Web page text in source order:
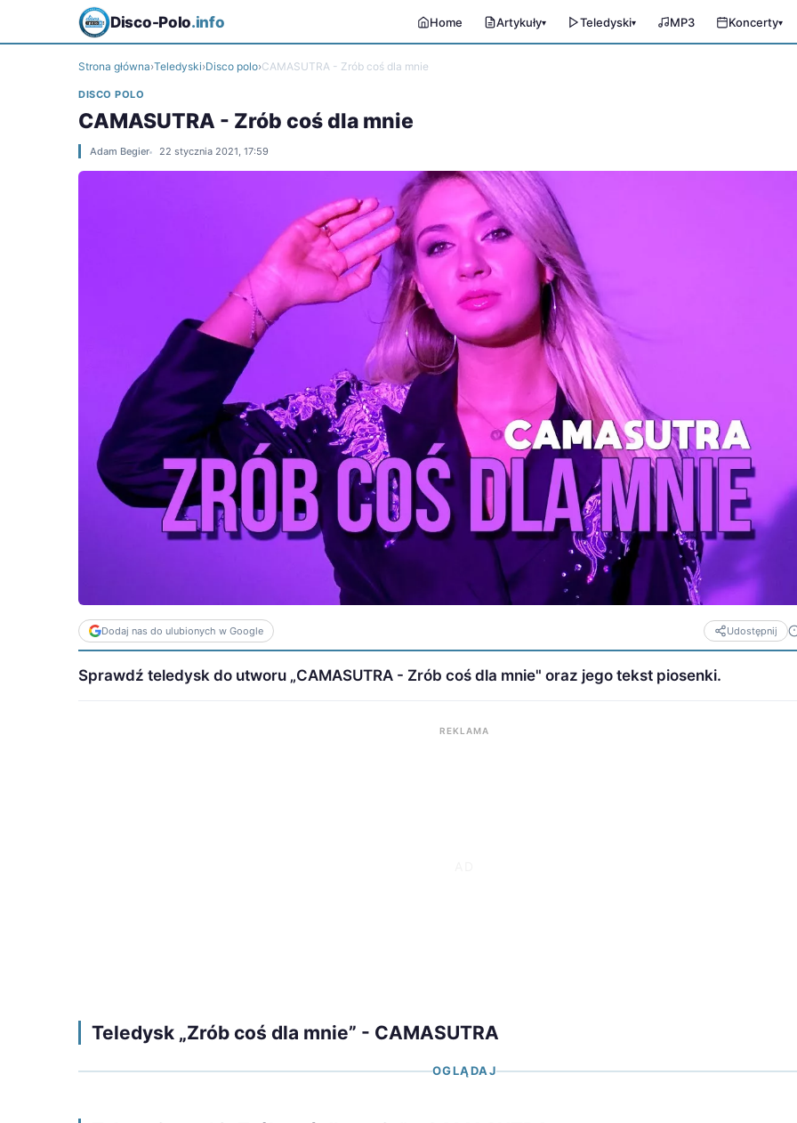
Disco-Polo.info Home Artykuły▾ Teledyski▾ MP3 Koncerty▾
Strona główna›Teledyski›Disco polo›CAMASUTRA - Zrób coś dla mnie
DISCO POLO
CAMASUTRA - Zrób coś dla mnie
Adam Begier 22 stycznia 2021, 17:59
Dodaj nas do ulubionych w Google Udostępnij
Sprawdź teledysk do utworu „CAMASUTRA - Zrób coś dla mnie" oraz jego tekst piosenki.
REKLAMA
Teledysk „Zrób coś dla mnie” - CAMASUTRA
OGLĄDAJ